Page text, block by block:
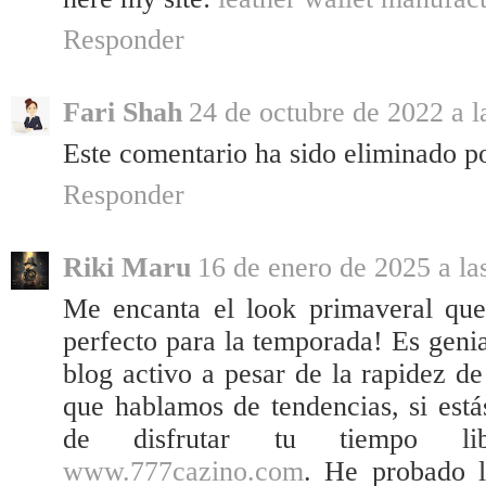
Responder
Fari Shah 24 de octubre de 2022 a
Este comentario ha sido eliminado
Responder
Riki Maru 16 de enero de 2025 a
Me encanta el look primaveral
perfecto para la temporada! Es
blog activo a pesar de la rapidez
que hablamos de tendencias, si
de disfrutar tu tiempo
www.777cazino.com. He probado